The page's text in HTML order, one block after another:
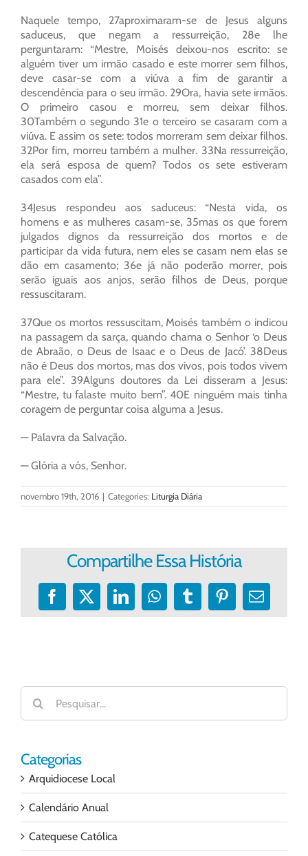
Naquele tempo, 27aproximaram-se de Jesus alguns
saduceus, que negam a ressurreição, 28e lhe
perguntaram: “Mestre, Moisés deixou-nos escrito: se
alguém tiver um irmão casado e este morrer sem filhos,
deve casar-se com a viúva a fim de garantir a
descendência para o seu irmão. 29Ora, havia sete irmãos.
O primeiro casou e morreu, sem deixar filhos.
30Também o segundo 31e o terceiro se casaram com a
viúva. E assim os sete: todos morreram sem deixar filhos.
32Por fim, morreu também a mulher. 33Na ressurreição,
ela será esposa de quem? Todos os sete estiveram
casados com ela”.
34Jesus respondeu aos saduceus: “Nesta vida, os
homens e as mulheres casam-se, 35mas os que forem
julgados dignos da ressurreição dos mortos e de
participar da vida futura, nem eles se casam nem elas se
dão em casamento; 36e já não poderão morrer, pois
serão iguais aos anjos, serão filhos de Deus, porque
ressuscitaram.
37Que os mortos ressuscitam, Moisés também o indicou
na passagem da sarça, quando chama o Senhor ‘o Deus
de Abraão, o Deus de Isaac e o Deus de Jacó’. 38Deus
não é Deus dos mortos, mas dos vivos, pois todos vivem
para ele”. 39Alguns doutores da Lei disseram a Jesus:
“Mestre, tu falaste muito bem”. 40E ninguém mais tinha
coragem de perguntar coisa alguma a Jesus.
— Palavra da Salvação.
— Glória a vós, Senhor.
novembro 19th, 2016 | Categories: Liturgia Diária
Compartilhe Essa História
Facebook
X LinkedInWhatsApp
TumblrPinterest
E-
Buscar
resultados
para:
Categorias
Arquidiocese Local
Calendário Anual
Catequese Católica